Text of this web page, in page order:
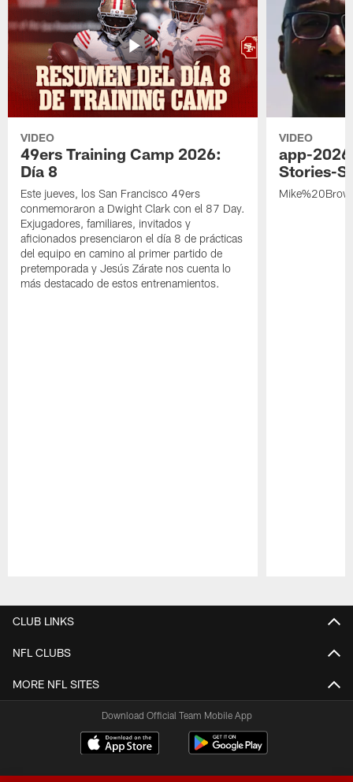
VIDEO
49ers Training Camp 2026:
Día 8
Este jueves, los San Francisco 49ers
conmemoraron a Dwight Clark con el 87 Day.
Exjugadores, familiares, invitados y
aficionados presenciaron el día 8 de prácticas
del equipo en camino al primer partido de
pretemporada y Jesús Zárate nos cuenta lo
más destacado de estos entrenamientos.
VIDEO
app-
Stories-
CLUB LINKS
NFL CLUBS
MORE NFL SITES
Download Official Team Mobile App